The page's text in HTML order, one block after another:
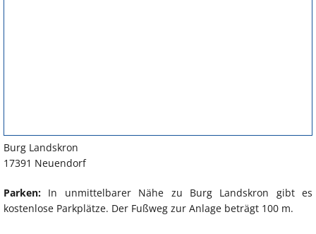
Burg Landskron
17391 Neuendorf
Parken: In unmittelbarer Nähe zu Burg Landskron gibt es
kostenlose Parkplätze. Der Fußweg zur Anlage beträgt 100 m.